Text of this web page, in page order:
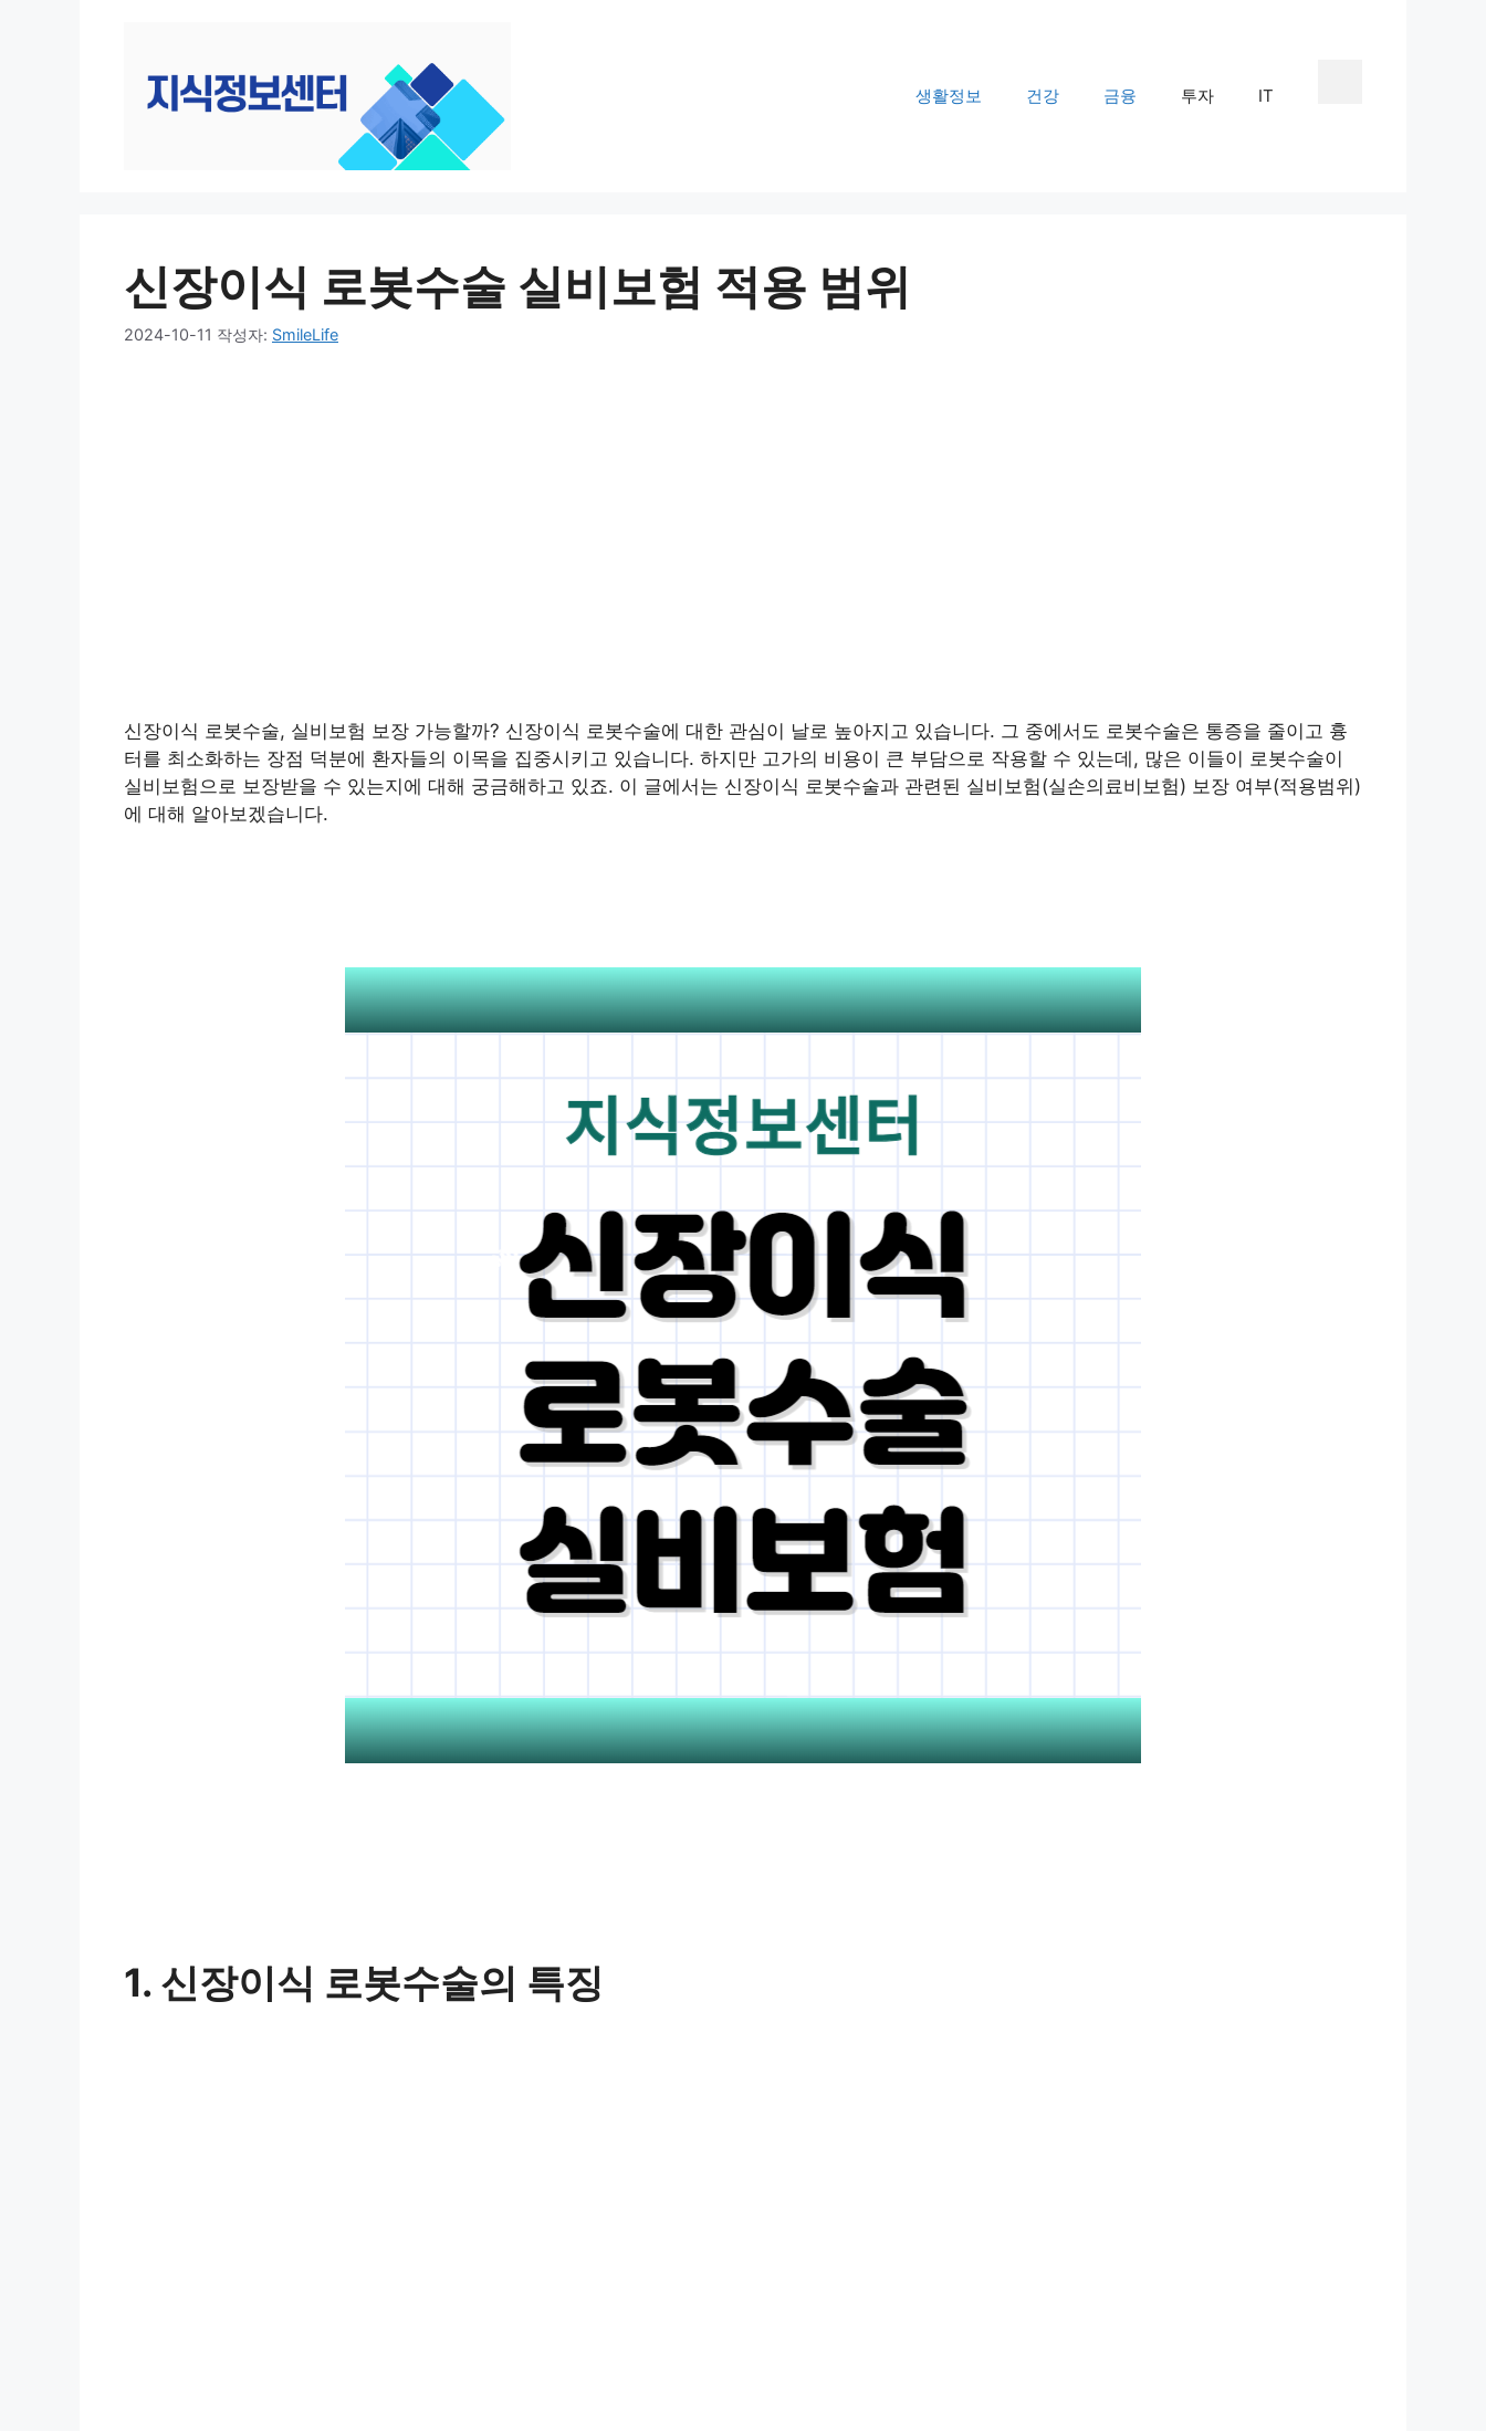
생활정보 건강 금융 투자 IT
신장이식 로봇수술 실비보험 적용 범위
2024-10-11 작성자: SmileLife
신장이식 로봇수술, 실비보험 보장 가능할까? 신장이식 로봇수술에 대한 관심이 날로 높아지고 있습니다. 그 중에서도 로봇수술은 통증을 줄이고 흉
터를 최소화하는 장점 덕분에 환자들의 이목을 집중시키고 있습니다. 하지만 고가의 비용이 큰 부담으로 작용할 수 있는데, 많은 이들이 로봇수술이
실비보험으로 보장받을 수 있는지에 대해 궁금해하고 있죠. 이 글에서는 신장이식 로봇수술과 관련된 실비보험(실손의료비보험) 보장 여부(적용범위)
에 대해 알아보겠습니다.
1. 신장이식 로봇수술의 특징